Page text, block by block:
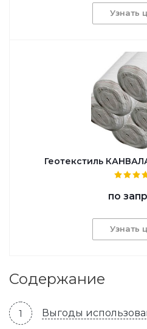
Узнать
Геотекстиль
по
Узнать
Содержание
Выгоды